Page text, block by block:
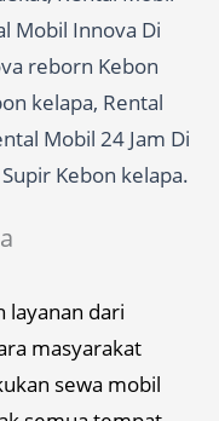
Mobil Innova Di
reborn Kebon
kelapa, Rental
Mobil 24 Jam Di
Kebon kelapa.
layanan dari
masyarakat
sewa mobil